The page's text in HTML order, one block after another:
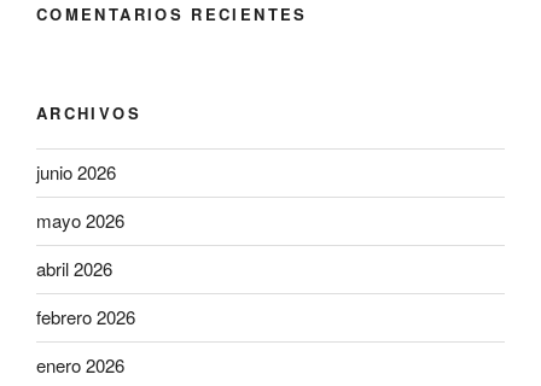
COMENTARIOS RECIENTES
ARCHIVOS
junio 2026
mayo 2026
abril 2026
febrero 2026
enero 2026